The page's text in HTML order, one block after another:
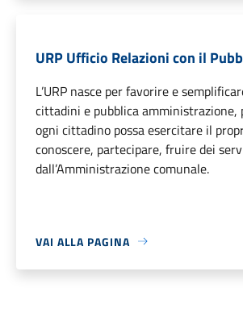
URP Ufficio Relazioni con il
L’URP nasce per favorire e
cittadini e pubblica amministrazione,
ogni cittadino possa esercitare il
conoscere, partecipare, fruire dei
dall’Amministrazione comunale.
VAI ALLA PAGINA